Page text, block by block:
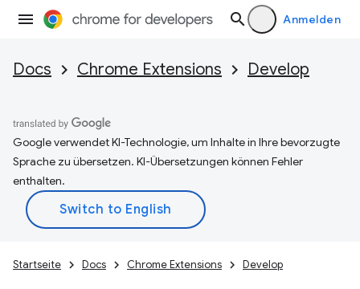
Anmelden
Docs Chrome Extensions Develop
Google verwendet KI-Technologie, um Inhalte in Ihre bevorzugte
Sprache zu übersetzen. KI-Übersetzungen können Fehler
enthalten.
Startseite Docs Chrome Extensions Develop